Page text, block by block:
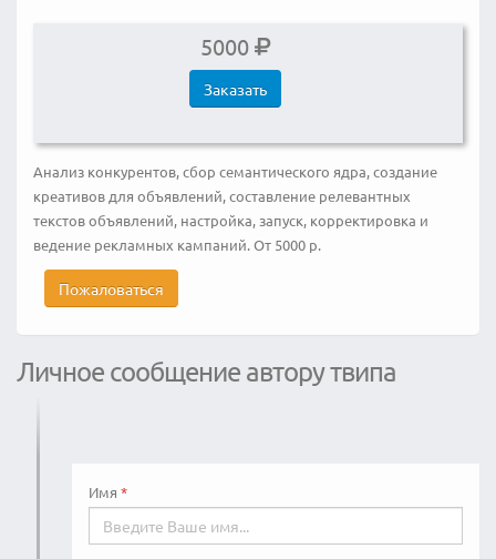
5000
Заказать
Анализ конкурентов, сбор семантического ядра, создание
креативов для объявлений, составление релевантных
текстов объявлений, настройка, запуск, корректировка и
ведение рекламных кампаний. От 5000 р.
Пожаловаться
Личное сообщение автору твипа
Имя